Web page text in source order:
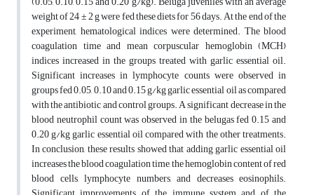
weight of 24 ± 2 g were fed these diets for 56 days. At the end of the
experiment, hematological indices were determined. The blood
coagulation time and mean corpuscular hemoglobin (MCH)
indices increased in the groups treated with garlic essential oil.
Significant increases in lymphocyte counts were observed in
groups fed 0.05, 0.10 and 0.15 g/kg garlic essential oil as compared
with the antibiotic and control groups. A significant decrease in the
blood neutrophil count was observed in the belugas fed 0.15 and
0.20 g/kg garlic essential oil compared with the other treatments.
In conclusion, these results showed that adding garlic essential oil
increases the blood coagulation time, the hemoglobin content of red
blood cells, lymphocyte numbers, and decreases eosinophils.